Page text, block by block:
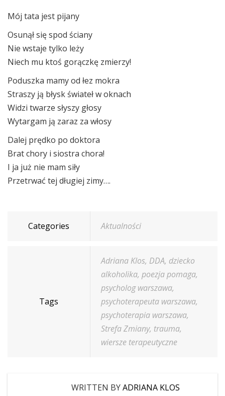
Mój tata jest pijany
Osunął się spod ściany
Nie wstaje tylko leży
Niech mu ktoś gorączkę zmierzy!
Poduszka mamy od łez mokra
Straszy ją błysk świateł w oknach
Widzi twarze słyszy głosy
Wytargam ją zaraz za włosy
Dalej prędko po doktora
Brat chory i siostra chora!
I ja już nie mam siły
Przetrwać tej długiej zimy….
Categories Aktualności
Tags
Adriana Klos, DDA, dziecko
alkoholika, poezja pomaga,
psycholog warszawa,
psychoterapeuta warszawa,
psychoterapia warszawa,
Strefa Zmiany, trauma,
wiersze terapeutyczne
WRITTEN BYADRIANA KLOS